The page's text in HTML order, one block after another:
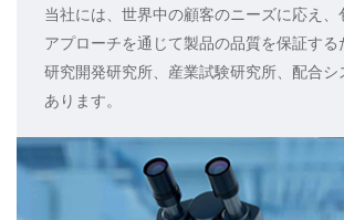
当社には、世界中の顧客のニーズに応え、
アプローチを通じて製品の品質を保証する
研究開発研究所、産業試験研究所、配合シ
あります。